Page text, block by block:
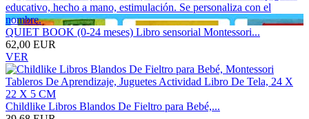
QUIET BOOK (0-24 meses) Libro sensorial Montessori...
62,00 EUR
VER
Childlike Libros Blandos De Fieltro para Bebé,...